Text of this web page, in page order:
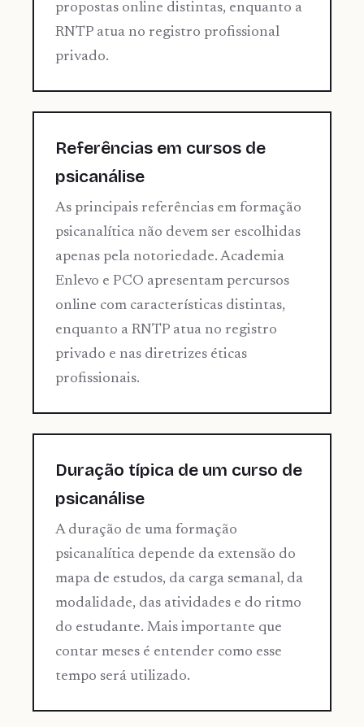
propostas online distintas, enquanto a
RNTP atua no registro profissional
privado.
Referências em cursos de
psicanálise
As principais referências em formação
psicanalítica não devem ser escolhidas
apenas pela notoriedade. Academia
Enlevo e PCO apresentam percursos
online com características distintas,
enquanto a RNTP atua no registro
privado e nas diretrizes éticas
profissionais.
Duração típica de um curso de
psicanálise
A duração de uma formação
psicanalítica depende da extensão do
mapa de estudos, da carga semanal, da
modalidade, das atividades e do ritmo
do estudante. Mais importante que
contar meses é entender como esse
tempo será utilizado.